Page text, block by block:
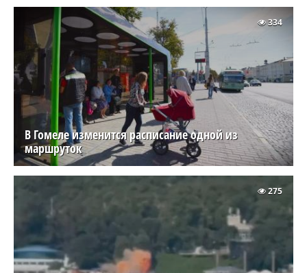
В Гомеле изменится расписание одной из
маршруток
334
275